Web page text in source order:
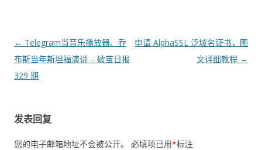
文
章
导
← Telegram当音乐播放器、乔
布斯当年斯坦福演讲 – 破茧日报
329 期
申请 AlphaSSL 泛域名证书，图
文详细教程 →
发表回复
您的电子邮箱地址不会被公开。 必填项已用*标注